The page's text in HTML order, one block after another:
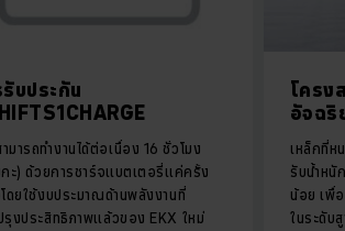
บประกัน
ารถทำงานได้ต่อเนื่อง 16 ชั่วโมง
ะ) ด้วยการชาร์จแบตเตอรี่แค่ครั้ง
โดยใช้งบประมาณด้านพลังงานที่
รุงประสิทธิภาพแล้วของ EKX ใหม่
โครง
อัจฉริ
เหล็กที่ห
รับน้ำหนั
น้อย เพื่
ในระดับ